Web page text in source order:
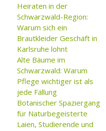
Heiraten in der
Schwarzwald-Region:
Warum sich ein
Brautkleider Geschäft in
Karlsruhe lohnt
Alte Bäume im
Schwarzwald: Warum
Pflege wichtiger ist als
jede Fällung
Botanischer Spaziergang
für Naturbegeisterte
Laien, Studierende und